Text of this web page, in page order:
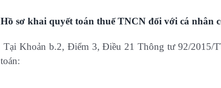
Hồ sơ khai quyết toán thuế TNCN đối với cá nhân
Tại Khoản b.2, Điểm 3, Điều 21 Thông tư 92/2015/
toán: